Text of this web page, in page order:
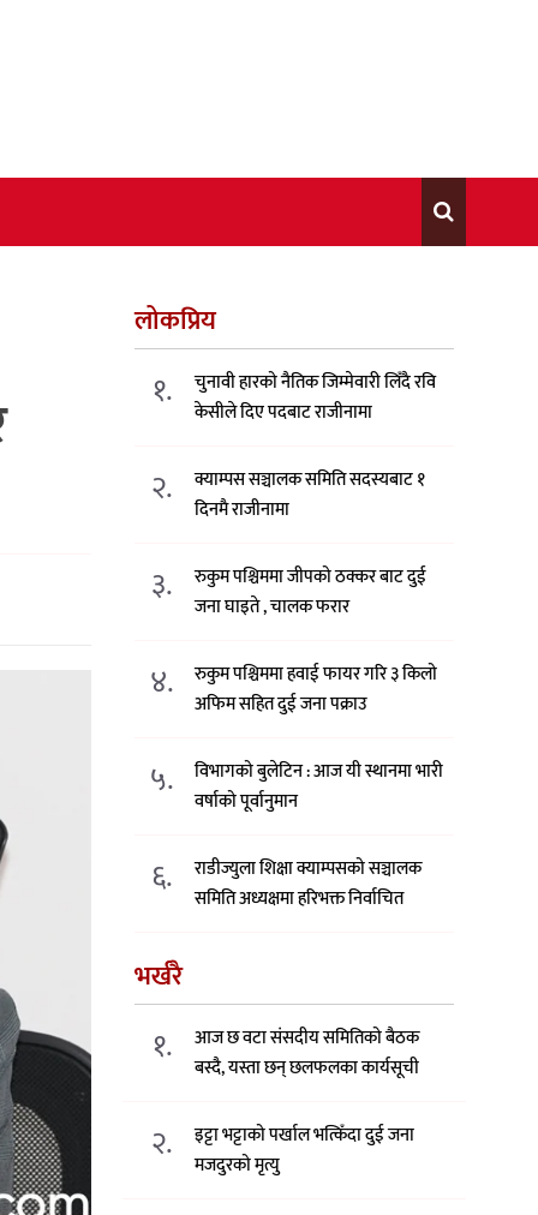
लोकप्रिय
१.
चुनावी हारको नैतिक जिम्मेवारी लिँदै रवि
केसीले दिए पदबाट राजीनामा
२.
क्याम्पस सञ्चालक समिति सदस्यबाट १
दिनमै राजीनामा
३.
रुकुम पश्चिममा जीपको ठक्कर बाट दुई
जना घाइते , चालक फरार
४.
रुकुम पश्चिममा हवाई फायर गरि ३ किलो
अफिम सहित दुई जना पक्राउ
५.
विभागको बुलेटिन : आज यी स्थानमा भारी
वर्षाको पूर्वानुमान
६.
राडीज्युला शिक्षा क्याम्पसको सञ्चालक
समिति अध्यक्षमा हरिभक्त निर्वाचित
भर्खरै
१.
आज छ वटा संसदीय समितिको बैठक
बस्दै, यस्ता छन् छलफलका कार्यसूची
२.
इट्टा भट्टाको पर्खाल भत्किँदा दुई जना
मजदुरको मृत्यु